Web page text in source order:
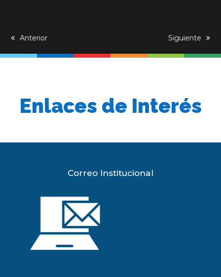
previous
Anterior
next
Siguiente
Enlaces de Interés
Correo Institucional